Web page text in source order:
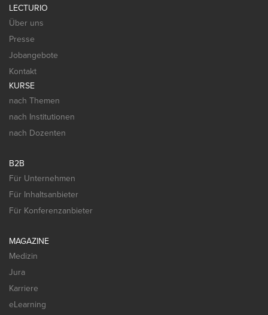
LECTURIO
Über uns
Presse
Jobangebote
Kontakt
KURSE
nach Themen
nach Institutionen
nach Dozenten
B2B
Für Unternehmen
Für Inhaltsanbieter
Für Konferenzanbieter
MAGAZINE
Medizin
Jura
Karriere
eLearning